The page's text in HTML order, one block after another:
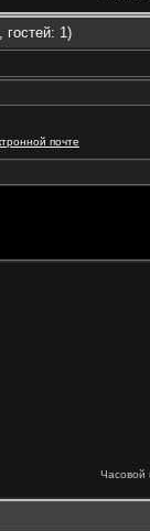
гостей: 1)
почте
Часовой